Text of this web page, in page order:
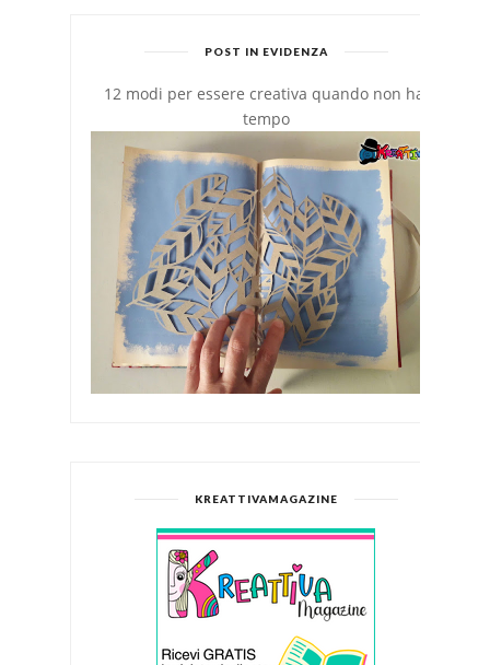
POST IN EVIDENZA
12 modi per essere creativa quando non hai
tempo
KREATTIVAMAGAZINE